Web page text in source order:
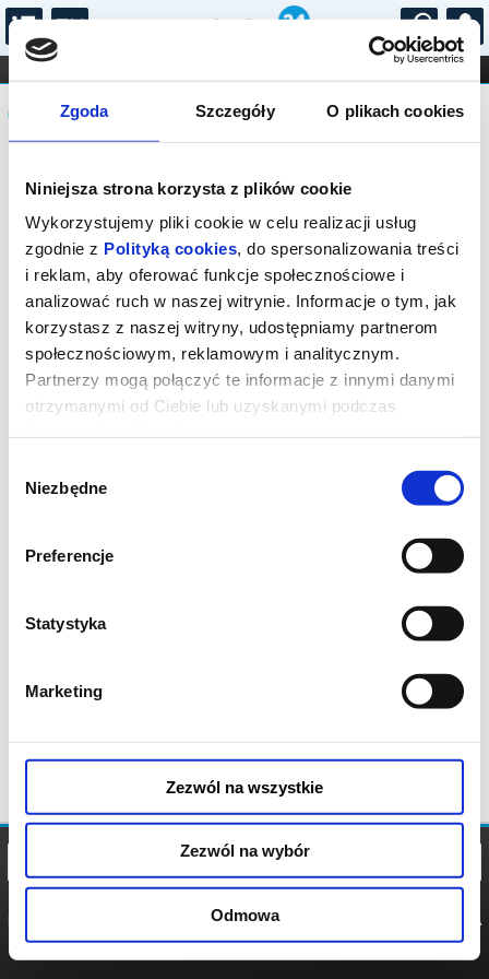
Zgoda Szczegóły O plikach cookies
Niniejsza strona korzysta z plików cookie
Wykorzystujemy pliki cookie w celu realizacji usług
zgodnie z Polityką cookies, do spersonalizowania treści
i reklam, aby oferować funkcje społecznościowe i
analizować ruch w naszej witrynie. Informacje o tym, jak
korzystasz z naszej witryny, udostępniamy partnerom
społecznościowym, reklamowym i analitycznym.
Partnerzy mogą połączyć te informacje z innymi danymi
otrzymanymi od Ciebie lub uzyskanymi podczas
zgody
Niezbędne
Preferencje
Statystyka
Marketing
Zezwól na wszystkie
Zezwól na wybór
Odmowa
...
FILHARMONIA OPERA I BALET
STAND-UP
DLA DZIECI
Komunikat
Sprzedaż biletów na niniejsze
wydarzenie została zakończona. Zapytaj
w Kasie instytucji o dostępność biletów
na wydarzenie.
POLITYKA
POLITYKA